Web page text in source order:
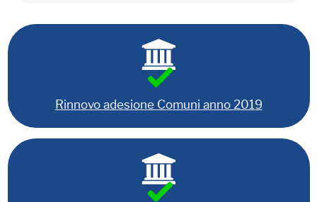
Rinnovo adesione Comuni anno 2019